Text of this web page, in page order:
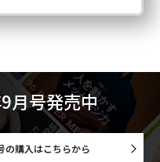
月号発売中
の購入はこちらから